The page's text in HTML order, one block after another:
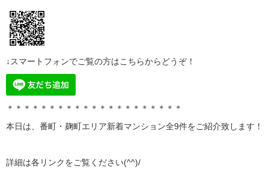
↓スマートフォンでご覧の方はこちらからどうぞ！
＊＊＊＊＊＊＊＊＊＊＊＊＊＊＊＊＊＊＊＊＊
本日は、番町・麹町エリア新着マンション全9件をご紹介致します！
詳細は各リンクをご覧ください(^^)/